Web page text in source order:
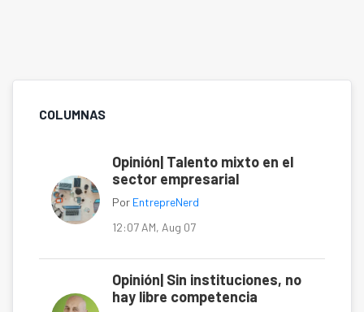
COLUMNAS
Opinión| Talento mixto en el
sector empresarial
Por EntrepreNerd
12:07 AM, Aug 07
Opinión| Sin instituciones, no
hay libre competencia